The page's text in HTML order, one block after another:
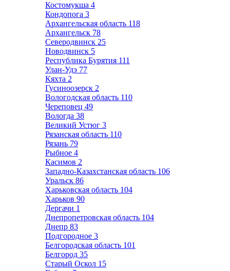
Костомукша 4
Кондопога 3
Архангельская область 118
Архангельск 78
Северодвинск 25
Новодвинск 5
Республика Бурятия 111
Улан-Удэ 77
Кяхта 2
Гусиноозерск 2
Вологодская область 110
Череповец 49
Вологда 38
Великий Устюг 3
Рязанская область 110
Рязань 79
Рыбное 4
Касимов 2
Западно-Казахстанская область 106
Уральск 86
Харьковская область 104
Харьков 90
Дергачи 1
Днепропетровская область 104
Днепр 83
Подгородное 3
Белгородская область 101
Белгород 35
Старый Оскол 15